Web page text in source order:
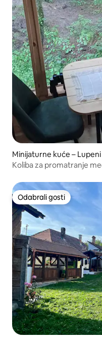
Minijaturne kuće – Lupeni
Koliba za promatranje
Odabrali gosti
Odabrali gosti